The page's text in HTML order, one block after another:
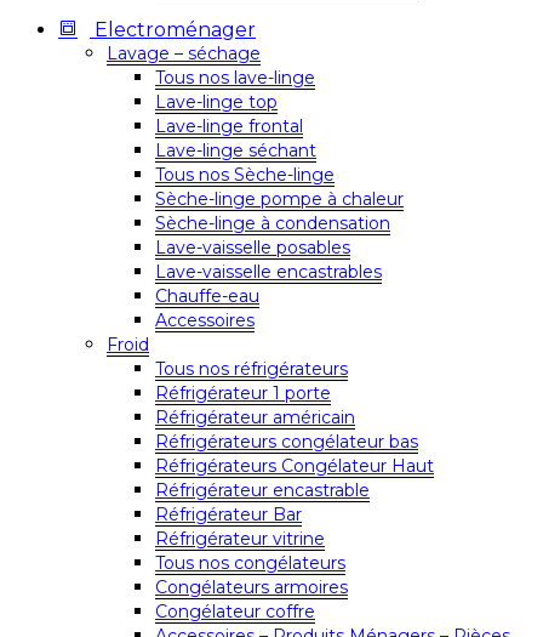
Electroménager
Lavage – séchage
Tous nos lave-linge
Lave-linge top
Lave-linge frontal
Lave-linge séchant
Tous nos Sèche-linge
Sèche-linge pompe à chaleur
Sèche-linge à condensation
Lave-vaisselle posables
Lave-vaisselle encastrables
Chauffe-eau
Accessoires
Froid
Tous nos réfrigérateurs
Réfrigérateur 1 porte
Réfrigérateur américain
Réfrigérateurs congélateur bas
Réfrigérateurs Congélateur Haut
Réfrigérateur encastrable
Réfrigérateur Bar
Réfrigérateur vitrine
Tous nos congélateurs
Congélateurs armoires
Congélateur coffre